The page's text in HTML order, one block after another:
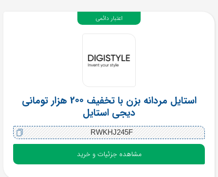
استایل مردانه بزن با تخفیف 200 هزار تومانی
دیجی استایل
RWKHJ245F
مشاهده جزئیات و خرید
اعتبار دائمی